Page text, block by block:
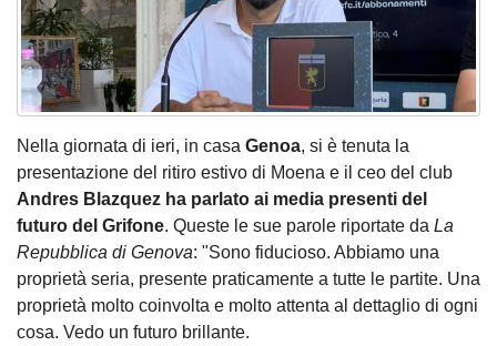
Nella giornata di ieri, in casa Genoa, si è tenuta la
presentazione del ritiro estivo di Moena e il ceo del club
Andres Blazquez ha parlato ai media presenti del
futuro del Grifone. Queste le sue parole riportate da La
Repubblica di Genova: "Sono fiducioso. Abbiamo una
proprietà seria, presente praticamente a tutte le partite. Una
proprietà molto coinvolta e molto attenta al dettaglio di ogni
cosa. Vedo un futuro brillante.